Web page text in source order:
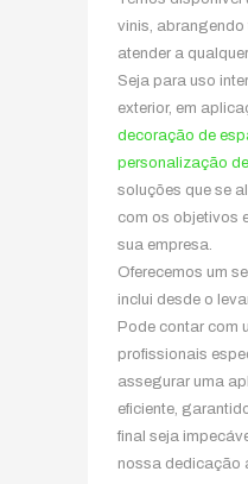
vinis,
atender a
Seja para uso
exterior, em
decoração de
personalização
soluções que se
com os objetivos
sua empresa.
Oferecemos um
inclui desde o
Pode contar com
profissionais
assegurar uma
eficiente,
final seja
nossa dedicação